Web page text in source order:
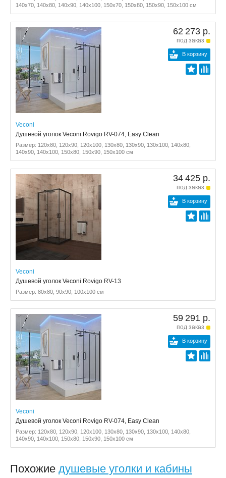
140x70, 140x80, 140x90, 140x100, 150x70, 150x80, 150x90, 150x100 см
62 273 р.
под заказ
В корзину
Veconi
Душевой уголок Veconi Rovigo RV-074, Easy Clean
Размер: 120x80, 120x90, 120x100, 130x80, 130x90, 130x100, 140x80,
140x90, 140x100, 150x80, 150x90, 150x100 см
34 425 р.
под заказ
В корзину
Veconi
Душевой уголок Veconi Rovigo RV-13
Размер: 80x80, 90x90, 100x100 см
59 291 р.
под заказ
В корзину
Veconi
Душевой уголок Veconi Rovigo RV-074, Easy Clean
Размер: 120x80, 120x90, 120x100, 130x80, 130x90, 130x100, 140x80,
140x90, 140x100, 150x80, 150x90, 150x100 см
Похожие душевые уголки и кабины